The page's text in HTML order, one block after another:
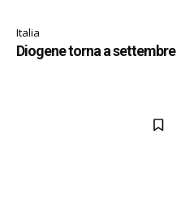
Italia
Diogene torna a settembre